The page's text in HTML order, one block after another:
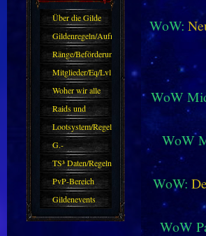
Über die Gilde
(DAW)
Gildenregeln/Aufnahme
Ränge/Beförderungen
Mitglieder/Eq/Lvl
Woher wir alle
kommen.
Raids und
Zubehör
Lootsystem/Regeln
G.-
Sparkasse/Goldleihen
TS³ Daten/Regeln
PvP-Bereich
Gildenevents
WoW:
WoW
WoW
WoW:
WoW